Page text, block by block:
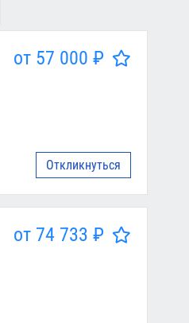
от 57 000 ₽
Откликнуться
от 74 733 ₽